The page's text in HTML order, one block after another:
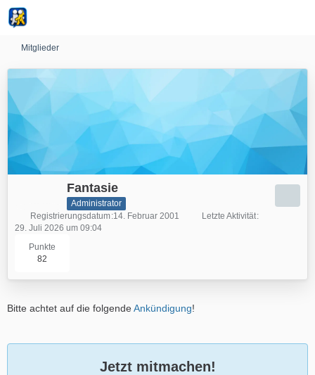
Mitglieder
Fantasie
Administrator
Punkte
82
Registrierungsdatum 14. Februar 2001
Letzte Aktivität
29. Juli 2026 um 09:04
Bitte achtet auf die folgendeAnkündigung!
Jetzt mitmachen!